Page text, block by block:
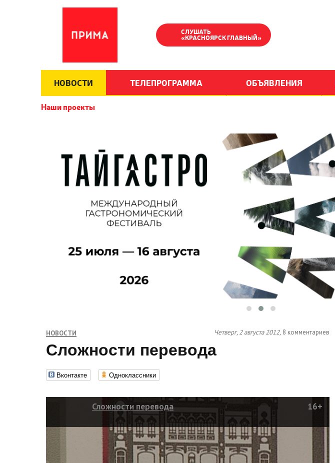
СЛУШАТЬ
«КРАСНОЯРСК ГЛАВНЫЙ»
НОВОСТИ ТЕЛЕПРОГРАММА ОБЪЯВЛЕНИЯ
Наши проекты
НОВОСТИ Четверг, 2 августа 2012, 8 комментариев
Сложности перевода
Вконтакте Одноклассники
Сложности перевода 16+